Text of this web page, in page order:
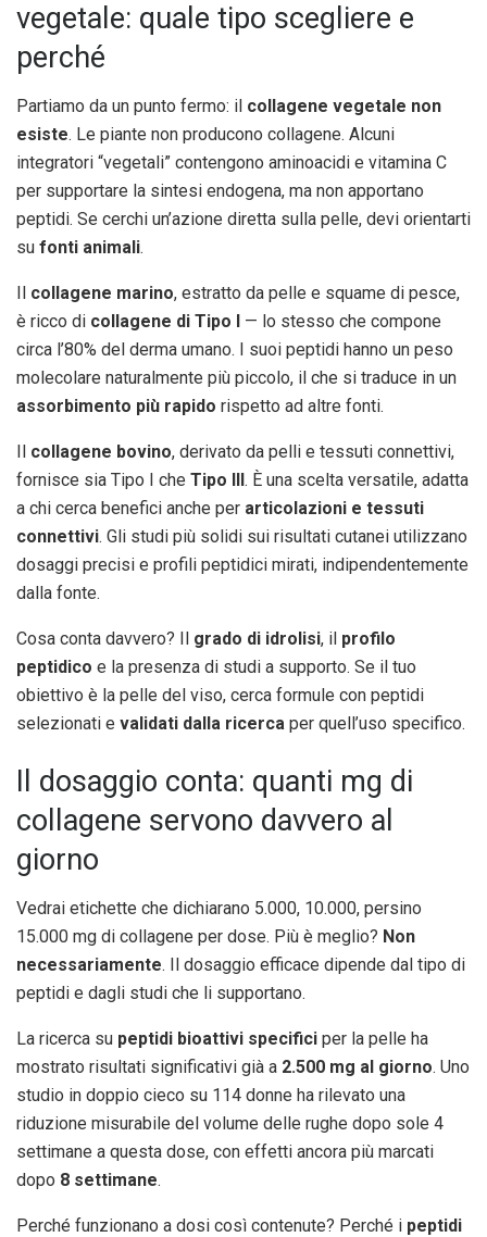
vegetale: quale tipo scegliere e
perché
Partiamo da un punto fermo: il collagene vegetale non
esiste. Le piante non producono collagene. Alcuni
integratori “vegetali” contengono aminoacidi e vitamina C
per supportare la sintesi endogena, ma non apportano
peptidi. Se cerchi un’azione diretta sulla pelle, devi orientarti
su fonti animali.
Il collagene marino, estratto da pelle e squame di pesce,
è ricco di collagene di Tipo I — lo stesso che compone
circa l’80% del derma umano. I suoi peptidi hanno un peso
molecolare naturalmente più piccolo, il che si traduce in un
assorbimento più rapido rispetto ad altre fonti.
Il collagene bovino, derivato da pelli e tessuti connettivi,
fornisce sia Tipo I che Tipo III. È una scelta versatile, adatta
a chi cerca benefici anche per articolazioni e tessuti
connettivi. Gli studi più solidi sui risultati cutanei utilizzano
dosaggi precisi e profili peptidici mirati, indipendentemente
dalla fonte.
Cosa conta davvero? Il grado di idrolisi, il profilo
peptidico e la presenza di studi a supporto. Se il tuo
obiettivo è la pelle del viso, cerca formule con peptidi
selezionati e validati dalla ricerca per quell’uso specifico.
Il dosaggio conta: quanti mg di
collagene servono davvero al
giorno
Vedrai etichette che dichiarano 5.000, 10.000, persino
15.000 mg di collagene per dose. Più è meglio? Non
necessariamente. Il dosaggio efficace dipende dal tipo di
peptidi e dagli studi che li supportano.
La ricerca su peptidi bioattivi specifici per la pelle ha
mostrato risultati significativi già a 2.500 mg al giorno. Uno
studio in doppio cieco su 114 donne ha rilevato una
riduzione misurabile del volume delle rughe dopo sole 4
settimane a questa dose, con effetti ancora più marcati
dopo 8 settimane.
Perché funzionano a dosi così contenute? Perché i peptidi